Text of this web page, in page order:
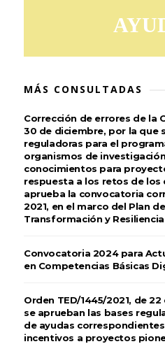
MÁS CONSULTADAS
Corrección de errores de la
30 de diciembre, por la que
reguladoras para el
organismos de
conocimientos para
respuesta a los retos de
aprueba la convocatoria
2021, en el marco del Plan
Transformación y
Convocatoria 2024 para
en Competencias Básicas
Orden TED/1445/2021, de
se aprueban las bases
de ayudas
incentivos a proyectos